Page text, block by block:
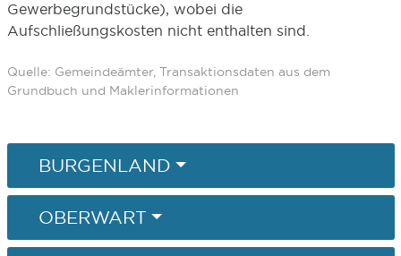
Gewerbegrundstücke), wobei die
Aufschließungskosten nicht enthalten sind.
Quelle: Gemeindeämter, Transaktionsdaten aus dem
Grundbuch und Maklerinformationen
BURGENLAND
OBERWART